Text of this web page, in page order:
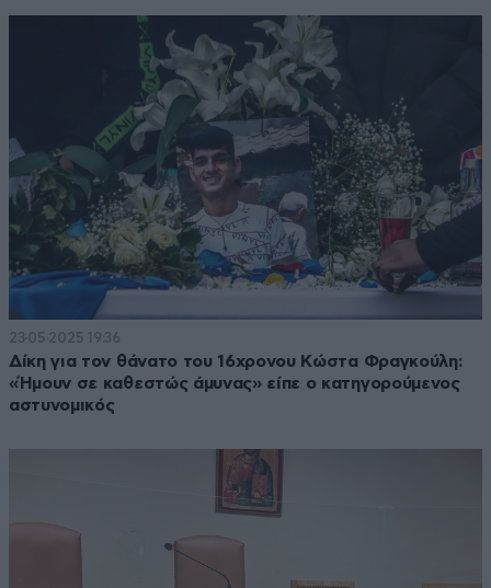
23·05·2025 19:36
Δίκη για τον θάνατο του 16χρονου Κώστα Φραγκούλη:
«Ήμουν σε καθεστώς άμυνας» είπε ο κατηγορούμενος
αστυνομικός